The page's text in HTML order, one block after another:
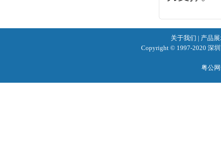
关于我们 | 产品
Copyright © 1997-2020 深
粤公